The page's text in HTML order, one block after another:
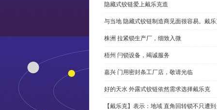
隐藏式铰链爱上戴乐克造
与当地 隐藏式铰链制造商见面很容易。戴
株洲 拉紧锁生产厂，细致入微
梧州 闩锁设备，竭诚服务
嘉兴 门用密封条工厂店，敬请光临
好的天水 外露式铰链依然需求选择戴乐克
【戴乐克】表示：地域 直角回转锁不只遭